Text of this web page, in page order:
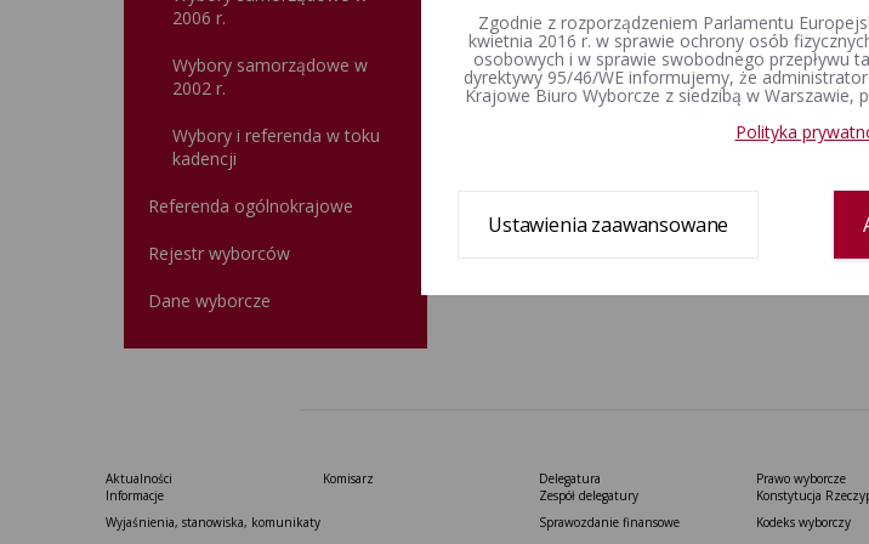
2006 r.
Wybory samorządowe w
2002 r.
Wybory i referenda w toku
kadencji
Referenda ogólnokrajowe
Rejestr wyborców
Dane wyborcze
terytorialnych komisji wyborczych
Aktualności
Informacje
Wyjaśnienia, stanowiska, komunikaty
Komisarz
Delegatura
Zespół delegatury
Sprawozdanie finansowe
Prawo wyborcze
Konstytucja
Kodeks wyborczy
Zgodnie z rozporządzeniem Parlamentu
kwietnia 2016 r. w sprawie ochrony osób
osobowych i w sprawie swobodnego przepływu
dyrektywy 95/46/WE informujemy, że
Krajowe Biuro Wyborcze z siedzibą w Warszawie,
Polityka
Ustawienia zaawansowane